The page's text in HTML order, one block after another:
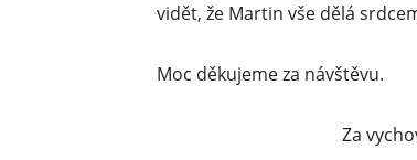
vidět, že Martin vše dělá
Moc děkujeme za návštěvu.
Za